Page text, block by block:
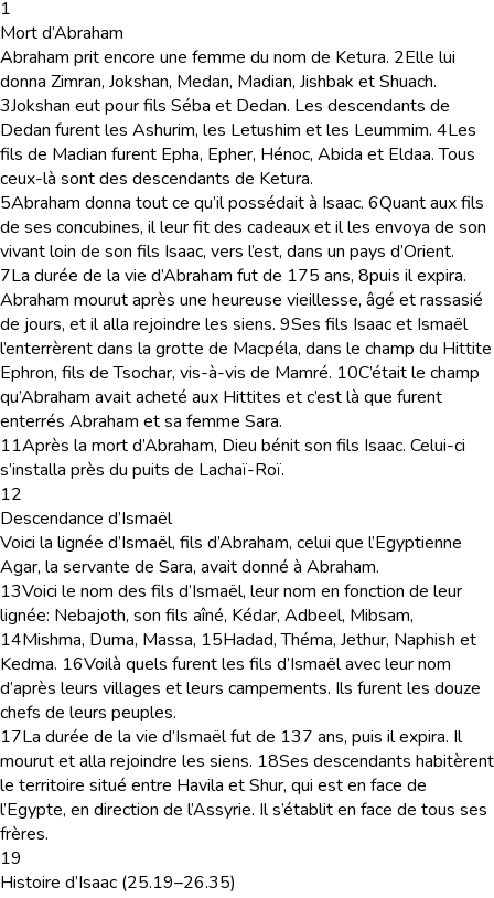
1
Mort d’Abraham
Abraham prit encore une femme du nom de Ketura. 2Elle lui
donna Zimran, Jokshan, Medan, Madian, Jishbak et Shuach.
3Jokshan eut pour fils Séba et Dedan. Les descendants de
Dedan furent les Ashurim, les Letushim et les Leummim. 4Les
fils de Madian furent Epha, Epher, Hénoc, Abida et Eldaa. Tous
ceux-là sont des descendants de Ketura.
5Abraham donna tout ce qu’il possédait à Isaac. 6Quant aux fils
de ses concubines, il leur fit des cadeaux et il les envoya de son
vivant loin de son fils Isaac, vers l’est, dans un pays d’Orient.
7La durée de la vie d’Abraham fut de 175 ans, 8puis il expira.
Abraham mourut après une heureuse vieillesse, âgé et rassasié
de jours, et il alla rejoindre les siens. 9Ses fils Isaac et Ismaël
l’enterrèrent dans la grotte de Macpéla, dans le champ du Hittite
Ephron, fils de Tsochar, vis-à-vis de Mamré. 10C’était le champ
qu’Abraham avait acheté aux Hittites et c’est là que furent
enterrés Abraham et sa femme Sara.
11Après la mort d’Abraham, Dieu bénit son fils Isaac. Celui-ci
s’installa près du puits de Lachaï-Roï.
12
Descendance d’Ismaël
Voici la lignée d’Ismaël, fils d’Abraham, celui que l’Egyptienne
Agar, la servante de Sara, avait donné à Abraham.
13Voici le nom des fils d’Ismaël, leur nom en fonction de leur
lignée: Nebajoth, son fils aîné, Kédar, Adbeel, Mibsam,
14Mishma, Duma, Massa, 15Hadad, Théma, Jethur, Naphish et
Kedma. 16Voilà quels furent les fils d’Ismaël avec leur nom
d’après leurs villages et leurs campements. Ils furent les douze
chefs de leurs peuples.
17La durée de la vie d’Ismaël fut de 137 ans, puis il expira. Il
mourut et alla rejoindre les siens. 18Ses descendants habitèrent
le territoire situé entre Havila et Shur, qui est en face de
l’Egypte, en direction de l’Assyrie. Il s’établit en face de tous ses
frères.
19
Histoire d’Isaac (25.19–26.35)